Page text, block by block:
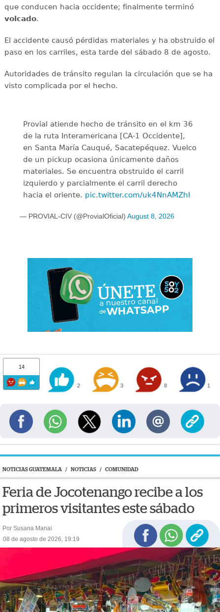
que conducen hacia occidente; finalmente terminó
volcado.
El accidente causó pérdidas materiales y ha obstruido el
paso en los carriles, esta tarde del sábado 8 de agosto.
Autoridades de tránsito regulan la circulación que se ha
visto complicada por el hecho.
Provial atiende hecho de tránsito en el km 36
de la ruta Interamericana [CA-1 Occidente],
en Santa María Cauqué, Sacatepéquez. Vuelco
de un pickup ocasiona únicamente daños
materiales. Se encuentra obstruido el carril
izquierdo y parcialmente el carril derecho
hacia el oriente. pic.twitter.com/uk4NnAMZhI
— PROVIAL-CIV (@ProvialOficial) August 8, 2026
14
2 3 8 1
NOTICIAS GUATEMALA / NOTICIAS / COMUNIDAD
Feria de Jocotenango recibe a los
primeros visitantes este sábado
Por Susana Manai
08 de agosto de 2026, 19:19